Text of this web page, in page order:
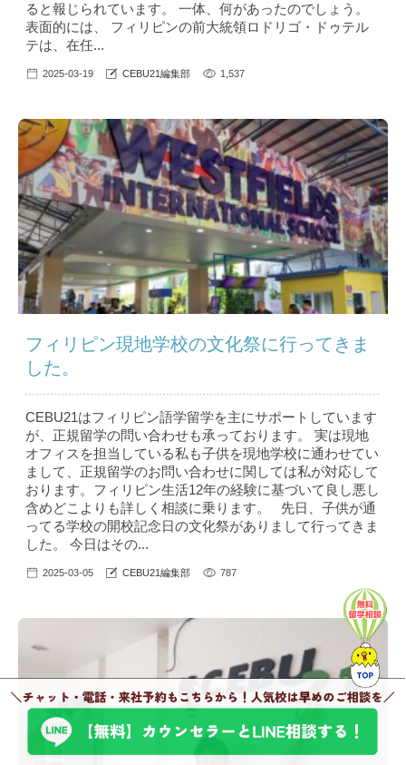
ると報じられています。 一体、何があったのでしょう。
表面的には、 フィリピンの前大統領ロドリゴ・ドゥテル
テは、在任...
2025-03-19 CEBU21編集部 1,537
フィリピン現地学校の文化祭に行ってきま
した。
CEBU21はフィリピン語学留学を主にサポートしています
が、正規留学の問い合わせも承っております。 実は現地
オフィスを担当している私も子供を現地学校に通わせてい
まして、正規留学のお問い合わせに関しては私が対応して
おります。フィリピン生活12年の経験に基づいて良し悪し
含めどこよりも詳しく相談に乗ります。 先日、子供が通
ってる学校の開校記念日の文化祭がありまして行ってきま
した。 今日はその...
2025-03-05 CEBU21編集部 787